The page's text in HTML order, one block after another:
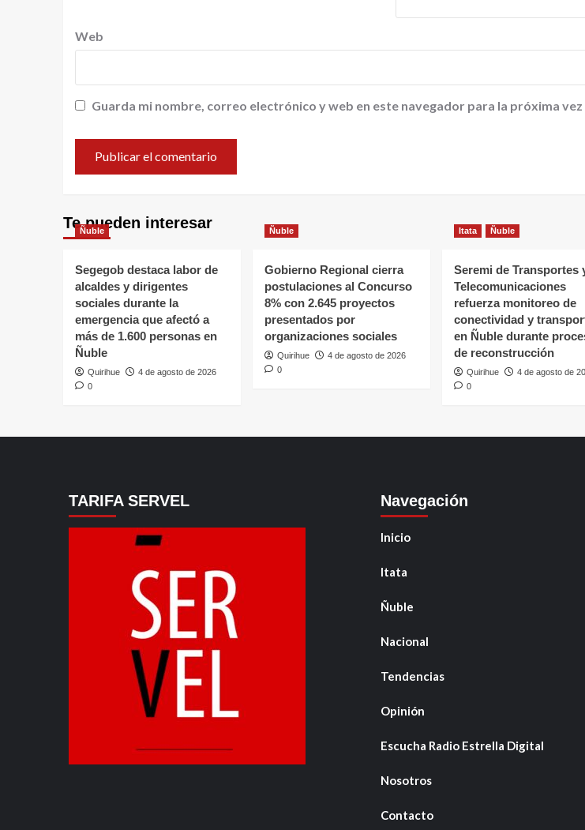
Web
Guarda mi nombre, correo electrónico y web en este navegador para la próxima
Te pueden interesar
Ñuble
Segegob destaca labor de
alcaldes y dirigentes
sociales durante la
emergencia que afectó a
más de 1.600 personas en
Ñuble
Quirihue
4 de agosto de 2026
0
Ñuble
Gobierno Regional cierra
postulaciones al Concurso
8% con 2.645 proyectos
presentados por
organizaciones sociales
Quirihue
4 de agosto de 2026
0
Itata Ñuble
Seremi de Transportes
Telecomunicaciones
refuerza monitoreo de
conectividad y
en Ñuble durante
de reconstrucción
Quirihue
4 de agosto de
0
TARIFA SERVEL Navegación
Inicio
Itata
Ñuble
Nacional
Tendencias
Opinión
Escucha Radio Estrella Digital
Nosotros
Contacto